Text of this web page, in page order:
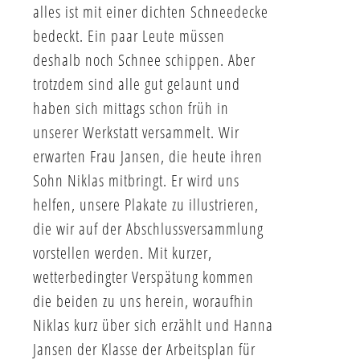
alles ist mit einer dichten Schneedecke
bedeckt. Ein paar Leute müssen
deshalb noch Schnee schippen. Aber
trotzdem sind alle gut gelaunt und
haben sich mittags schon früh in
unserer Werkstatt versammelt. Wir
erwarten Frau Jansen, die heute ihren
Sohn Niklas mitbringt. Er wird uns
helfen, unsere Plakate zu illustrieren,
die wir auf der Abschlussversammlung
vorstellen werden. Mit kurzer,
wetterbedingter Verspätung kommen
die beiden zu uns herein, woraufhin
Niklas kurz über sich erzählt und Hanna
Jansen der Klasse der Arbeitsplan für